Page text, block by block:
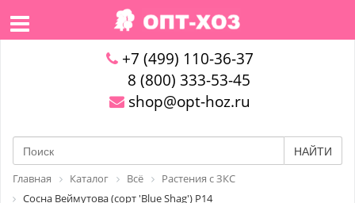
+7 (499) 110-36-37
8 (800) 333-53-45
shop@opt-hoz.ru
НАЙТИ
Главная Каталог Всё
Растения с ЗКС
Сосна Веймутова (сорт 'Blue Shag') P14